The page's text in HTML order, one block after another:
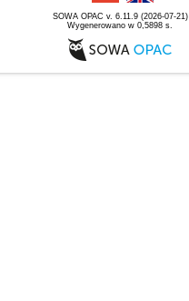
SOWA OPAC v. 6.11.9 (2026-07-21)
Wygenerowano w 0,5898 s.